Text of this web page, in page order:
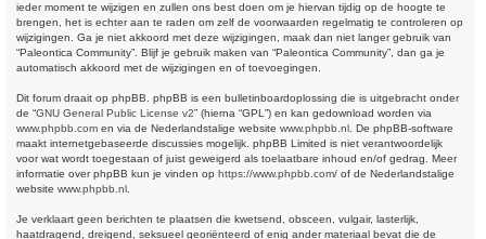
ieder moment te wijzigen en zullen ons best doen om je hiervan tijdig op de hoogte te
brengen, het is echter aan te raden om zelf de voorwaarden regelmatig te controleren op
wijzigingen. Ga je niet akkoord met deze wijzigingen, maak dan niet langer gebruik van
“Paleontica Community”. Blijf je gebruik maken van “Paleontica Community”, dan ga je
automatisch akkoord met de wijzigingen en of toevoegingen.
Dit forum draait op phpBB. phpBB is een bulletinboardoplossing die is uitgebracht onder
de “GNU General Public License v2” (hierna “GPL”) en kan gedownload worden via
www.phpbb.com en via de Nederlandstalige website www.phpbb.nl . De phpBB-software
maakt internetgebaseerde discussies mogelijk. phpBB Limited is niet verantwoordelijk
voor wat wordt toegestaan of juist geweigerd als toelaatbare inhoud en/of gedrag. Meer
informatie over phpBB kun je vinden op https://www.phpbb.com/ of de Nederlandstalige
website www.phpbb.nl
Je verklaart geen berichten te plaatsen die kwetsend, obsceen, vulgair, lasterlijk,
haatdragend, dreigend, seksueel georiënteerd of enig ander materiaal bevat die de